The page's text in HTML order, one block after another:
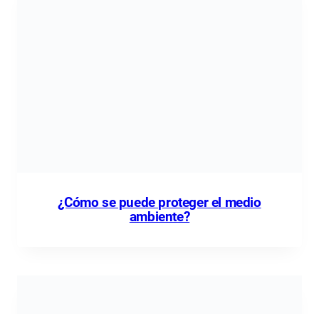
¿Cómo se puede proteger el medio
ambiente?